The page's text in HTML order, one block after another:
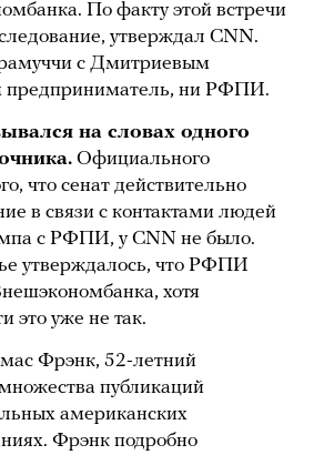
По факту этой встречи
утверждал CNN.
с Дмитриевым
предприниматель, ни РФПИ.
на словах одного
Официального
что сенат действительно
в связи с контактами людей
с РФПИ, у CNN не было.
утверждалось, что РФПИ
хотя
это уже не так.
Фрэнк, 52-летний
публикаций
американских
Фрэнк подробно